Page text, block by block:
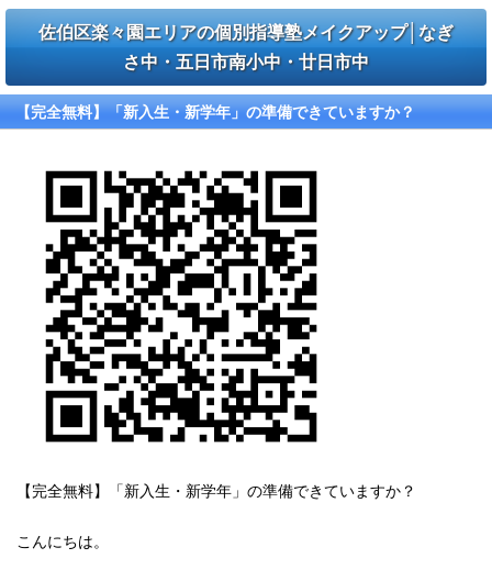
佐伯区楽々園エリアの個別指導塾メイクアップ│なぎ
さ中・五日市南小中・廿日市中
【完全無料】「新入生・新学年」の準備できていますか？
【完全無料】「新入生・新学年」の準備できていますか？
こんにちは。